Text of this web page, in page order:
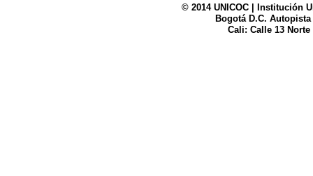
© 2014 UNICOC | Institución
Bogotá D.C. Autopista
Cali: Calle 13 Norte